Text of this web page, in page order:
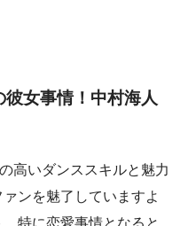
女事情！中村海人
高いダンススキルと魅力
ンを魅了していますよ
特に恋愛事情となると、